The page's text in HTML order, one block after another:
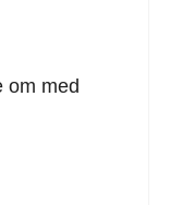
om med